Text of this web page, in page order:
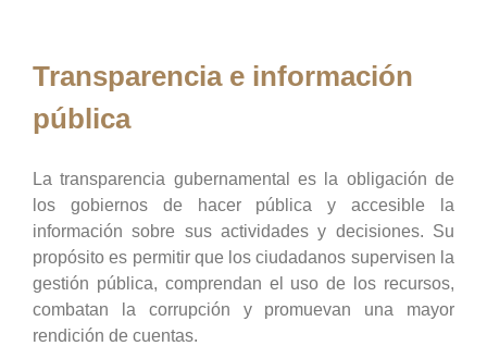
Transparencia e información
pública
La transparencia gubernamental es la obligación de
los gobiernos de hacer pública y accesible la
información sobre sus actividades y decisiones. Su
propósito es permitir que los ciudadanos supervisen la
gestión pública, comprendan el uso de los recursos,
combatan la corrupción y promuevan una mayor
rendición de cuentas.